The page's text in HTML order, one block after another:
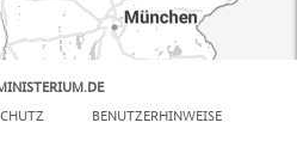
BENUTZERHINWEISE